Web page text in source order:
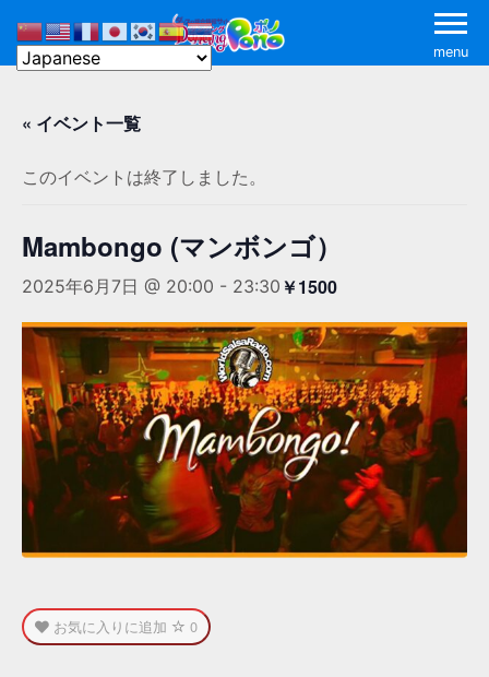
menu
« イベント一覧
このイベントは終了しました。
Mambongo (マンボンゴ）
2025年6月7日 @ 20:00 - 23:30 ￥1500
お気に入りに追加 0